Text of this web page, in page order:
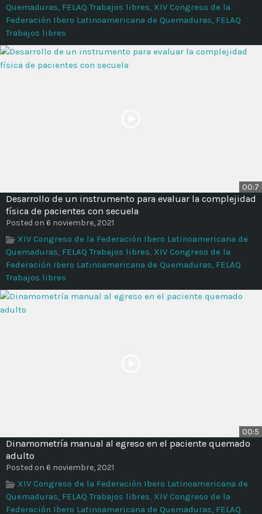
Quemaduras, FELAQ Trabajos libres, XIV Congreso de la
Federación Ibero Latinoamericana de Quemaduras, FELAQ
Trabajos libres
00:7
Desarrollo de un instrumento para evaluar la complejidad
física de pacientes con secuela
Posted on 6 noviembre, 2021
XIV Congreso de la Federación Ibero Latinoamericana de
Quemaduras, FELAQ Trabajos libres, XIV Congreso de la
Federación Ibero Latinoamericana de Quemaduras, FELAQ
Trabajos libres
00:5
Dinamometría manual al egreso en el paciente quemado
adulto
Posted on 6 noviembre, 2021
XIV Congreso de la Federación Ibero Latinoamericana de
Quemaduras, FELAQ Trabajos libres, XIV Congreso de la
Federación Ibero Latinoamericana de Quemaduras, FELAQ